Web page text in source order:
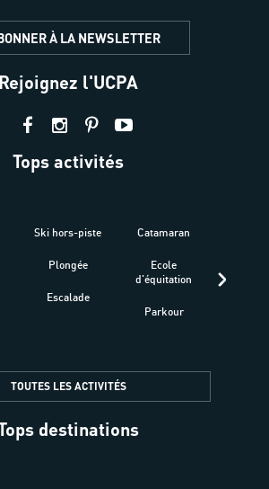
À LA NEWSLETTER
Rejoignez l'UCPA
Tops activités
Ski hors-piste
Plongée
Escalade
Catamaran
Ecole
d'équitation
Parkour
TOUTES LES ACTIVITÉS
destinations